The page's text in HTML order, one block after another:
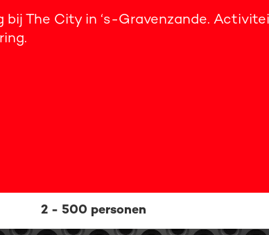
The City in ‘s-Gravenzande.
2 - 500 personen